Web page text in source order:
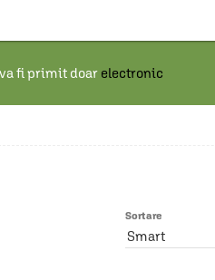
fi primit doar electronic
Sortare
Smart